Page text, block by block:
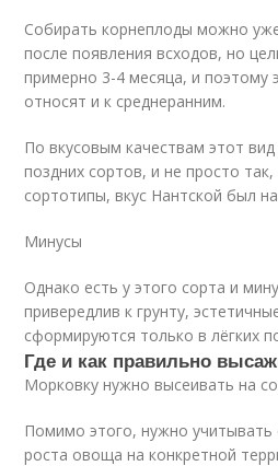
Собирать корнеплоды можно
после появления всходов, но
примерно 3-4 месяца, и поэтому
относят и к среднеранним.
По вкусовым качествам этот
поздних сортов, и не просто
сортотипы, вкус Нантской был
Минусы
Однако есть у этого сорта и
привередлив к грунту,
сформируются только в лёгких
Где и как правильно
Морковку нужно высеивать на
Помимо этого, нужно
роста овоща на конкретной